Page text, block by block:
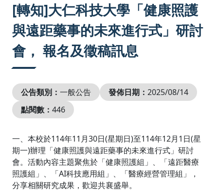
[轉知]大仁科技大學「健康照護
與遠距藥事的未來進行式」研討
會， 報名及徵稿訊息
公告類別： 一般公告 發佈日期： 2025/08/14
點閱數： 446
一、本校於114年11月30日(星期日)至114年12月1日(星
期一)辦理「健康照護與遠距藥事的未來進行式」研討
會。活動內容主題聚焦於「健康照護組」、「遠距醫療
照護組」、「AI科技應用組」、「醫療經營管理組」，
分享相關研究成果，歡迎共襄盛舉。